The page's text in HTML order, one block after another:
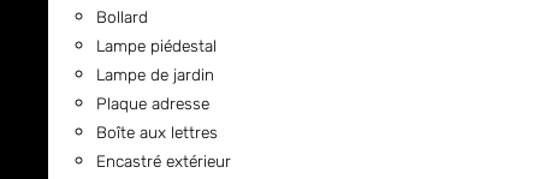
Bollard
Lampe piédestal
Lampe de jardin
Plaque adresse
Boîte aux lettres
Encastré extérieur